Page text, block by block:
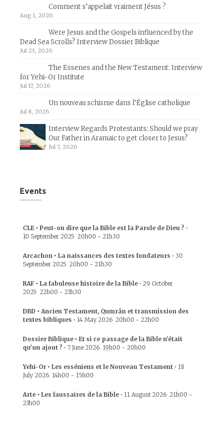
Comment s’appelait vraiment Jésus ?
Aug 1, 2026
Were Jesus and the Gospels influenced by the
Dead Sea Scrolls? Interview Dossier Biblique
Jul 23, 2026
The Essenes and the New Testament: Interview
for Yehi-Or Institute
Jul 17, 2026
Un nouveau schisme dans l’Église catholique
Jul 8, 2026
Interview Regards Protestants: Should we pray
Our Father in Aramaic to get closer to Jesus?
Jul 7, 2026
Events
CLE • Peut-on dire que la Bible est la Parole de Dieu ? •
10 September 2025 20h00 - 21h30
Arcachon • La naissances des textes fondateurs • 30
September 2025 20h00 - 21h30
RAF • La fabuleuse histoire de la Bible • 29 October
2025 22h00 - 23h30
DBD • Ancien Testament, Qumrân et transmission des
textes bibliques • 14 May 2026 20h00 - 22h00
Dossier Biblique • Et si ce passage de la Bible n’était
qu’un ajout ? • 7 June 2026 19h00 - 20h00
Yehi-Or • Les esséniens et le Nouveau Testament • 18
July 2026 14h00 - 15h00
Arte • Les faussaires de la Bible • 11 August 2026 21h00 -
23h00